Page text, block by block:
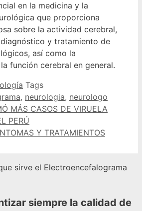
en la medicina y la
que proporciona
sobre la actividad cerebral,
y tratamiento de
así como la
función cerebral en general.
Tags
, neurologia, neurologo
MÁS CASOS DE VIRUELA
PERÚ
Y TRATAMIENTOS
sirve el Electroencefalograma
siempre la calidad de